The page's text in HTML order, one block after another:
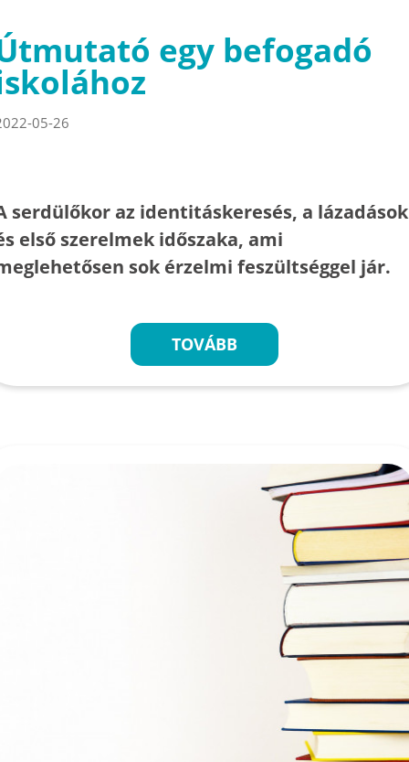
egy befogadó
05-26
serdülőkor az identitáskeresés, a lázadások
első szerelmek időszaka, ami
sok érzelmi feszültséggel jár.
TOVÁBB